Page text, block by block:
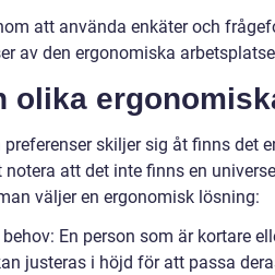
att använda enkäter och
av den ergonomiska
olika
skiljer sig åt finns det
att det inte finns en
väljer en ergonomisk lösning:
En person som är kortare
justeras i höjd för att passa